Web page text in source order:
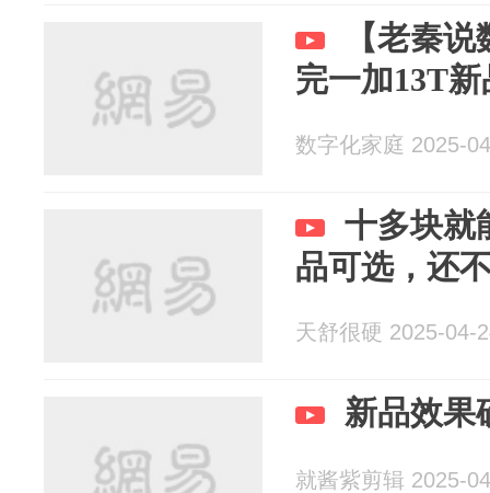
【老秦
完一加13T
数字化家庭 2025-
十多块就
品可选，还
天舒很硬 2025-04-
新品效果
就酱紫剪辑 2025-